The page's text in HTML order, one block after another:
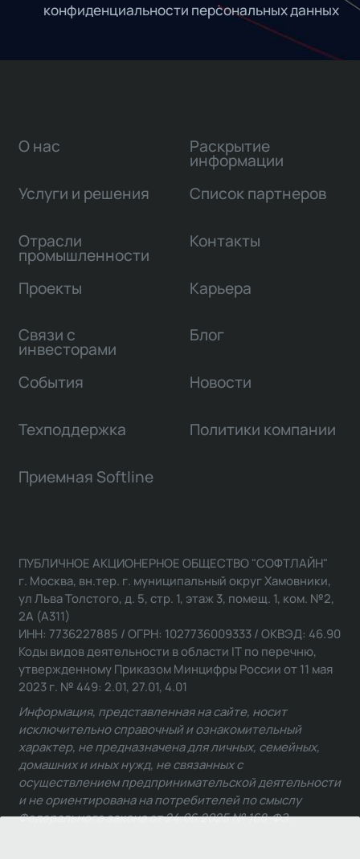
конфиденциальности персональных данных
О нас
Услуги и решения
Отрасли
промышленности
Проекты
Связи с
инвесторами
Раскрытие
информации
Список партнеров
Контакты
Карьера
Блог
События Новости
Техподдержка Политики компании
Приемная Softline
ПУБЛИЧНОЕ АКЦИОНЕРНОЕ ОБЩЕСТВО "СОФТЛАЙН"
г. Москва, вн.тер. г. муниципальный округ Хамовники,
ул Льва Толстого, д. 5, стр. 1, этаж 3, помещ. 1, ком. №2,
2А (А311)
ИНН: 7736227885 / ОГРН: 1027736009333 / ОКВЭД: 46.90
Коды видов деятельности в области IT по перечню,
утвержденному Приказом Минцифры России от 11 мая
2023 г. № 449: 2.01, 27.01, 4.01
Информация, представленная на сайте, носит
исключительно справочный и ознакомительный
характер, не предназначена для личных, семейных,
домашних и иных нужд, не связанных с
осуществлением предпринимательской деятельности
и не ориентирована на потребителей по смыслу
Федерального закона от 24.06.2025 № 168-ФЗ.